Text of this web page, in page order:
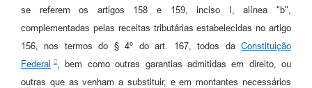
se referem os artigos 158 e 159, inciso I, alínea "b",
complementadas pelas receitas tributárias estabelecidas no artigo
156, nos termos do § 4º do art. 167, todos da Constituição
Federal
, bem como outras garantias admitidas em direito, ou
outras que as venham a substituir, e em montantes necessários